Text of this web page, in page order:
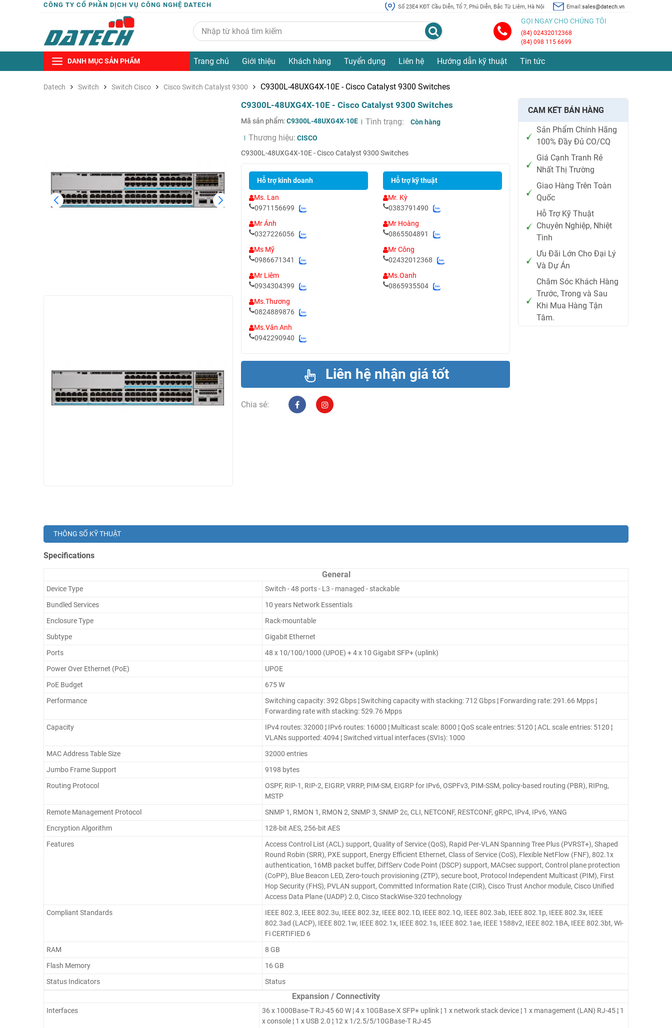
CÔNG TY CỔ PHẦN DỊCH VỤ CÔNG NGHỆ DATECH Số 23E4 KĐT Cầu Diễn, Tổ 7, Phú Diễn, Bắc Từ Liêm, Hà Nội Email:sales@datech.vn
GỌI NGAY CHO CHÚNG TÔI
(84) 02432012368
(84) 098 115 6699
DANH MỤC SẢN PHẨM Trang chủ Giới thiệu Khách hàng Tuyển dụng Liên hệ Hướng dẫn kỹ thuật Tin tức
Datech Switch Switch Cisco Cisco Switch Catalyst 9300 C9300L-48UXG4X-10E - Cisco Catalyst 9300 Switches
C9300L-48UXG4X-10E - Cisco Catalyst 9300 Switches
Mã sản phẩm:C9300L-48UXG4X-10E Tình trạng: Còn hàng
Thương hiệu: CISCO
C9300L-48UXG4X-10E - Cisco Catalyst 9300 Switches
Hỗ trợ kinh doanh
Ms. Lan
0971156699
Mr Ánh
0327226056
Ms Mỹ
0986671341
Mr Liêm
0934304399
Ms.Thương
0824889876
Ms.Vân Anh
0942290940
Hỗ trợ kỹ thuật
Mr. Kỳ
0383791490
Mr Hoàng
0865504891
Mr Công
02432012368
Ms.Oanh
0865935504
Liên hệ nhận giá tốt
Chia sẻ:
CAM KẾT BÁN HÀNG
Sản Phẩm Chính Hãng
100% Đầy Đủ CO/CQ
Giá Cạnh Tranh Rẻ
Nhất Thị Trường
Giao Hàng Trên Toàn
Quốc
Hỗ Trợ Kỹ Thuật
Chuyên Nghiệp, Nhiệt
Tình
Ưu Đãi Lớn Cho Đại Lý
Và Dự Án
Chăm Sóc Khách Hàng
Trước, Trong và Sau
Khi Mua Hàng Tận
Tâm.
THÔNG SỐ KỸ THUẬT
Specifications
General
Device Type
Switch - 48 ports - L3 - managed - stackable
Bundled Services
10 years Network Essentials
Enclosure Type
Rack-mountable
Subtype
Gigabit Ethernet
Ports
48 x 10/100/1000 (UPOE) + 4 x 10 Gigabit SFP+ (uplink)
Power Over Ethernet (PoE)
UPOE
PoE Budget
675 W
Performance
Switching capacity: 392 Gbps ¦ Switching capacity with stacking: 712 Gbps ¦ Forwarding rate: 291.66 Mpps ¦
Forwarding rate with stacking: 529.76 Mpps
Capacity
IPv4 routes: 32000 ¦ IPv6 routes: 16000 ¦ Multicast scale: 8000 ¦ QoS scale entries: 5120 ¦ ACL scale entries: 5120 ¦
VLANs supported: 4094 ¦ Switched virtual interfaces (SVIs): 1000
MAC Address Table Size
32000 entries
Jumbo Frame Support
9198 bytes
Routing Protocol
OSPF, RIP-1, RIP-2, EIGRP, VRRP, PIM-SM, EIGRP for IPv6, OSPFv3, PIM-SSM, policy-based routing (PBR), RIPng,
MSTP
Remote Management Protocol
SNMP 1, RMON 1, RMON 2, SNMP 3, SNMP 2c, CLI, NETCONF, RESTCONF, gRPC, IPv4, IPv6, YANG
Encryption Algorithm
128-bit AES, 256-bit AES
Features
Access Control List (ACL) support, Quality of Service (QoS), Rapid Per-VLAN Spanning Tree Plus (PVRST+), Shaped
Round Robin (SRR), PXE support, Energy Efficient Ethernet, Class of Service (CoS), Flexible NetFlow (FNF), 802.1x
authentication, 16MB packet buffer, DiffServ Code Point (DSCP) support, MACsec support, Control plane protection
(CoPP), Blue Beacon LED, Zero-touch provisioning (ZTP), secure boot, Protocol Independent Multicast (PIM), First
Hop Security (FHS), PVLAN support, Committed Information Rate (CIR), Cisco Trust Anchor module, Cisco Unified
Access Data Plane (UADP) 2.0, Cisco StackWise-320 technology
Compliant Standards
IEEE 802.3, IEEE 802.3u, IEEE 802.3z, IEEE 802.1D, IEEE 802.1Q, IEEE 802.3ab, IEEE 802.1p, IEEE 802.3x, IEEE
802.3ad (LACP), IEEE 802.1w, IEEE 802.1x, IEEE 802.1s, IEEE 802.1ae, IEEE 1588v2, IEEE 802.1BA, IEEE 802.3bt, Wi-
Fi CERTIFIED 6
RAM
8 GB
Flash Memory
16 GB
Status Indicators
Status
Expansion / Connectivity
Interfaces
36 x 1000Base-T RJ-45 60 W ¦ 4 x 10GBase-X SFP+ uplink ¦ 1 x network stack device ¦ 1 x management (LAN) RJ-45 ¦ 1
x console ¦ 1 x USB 2.0 ¦ 12 x 1/2.5/5/10GBase-T RJ-45